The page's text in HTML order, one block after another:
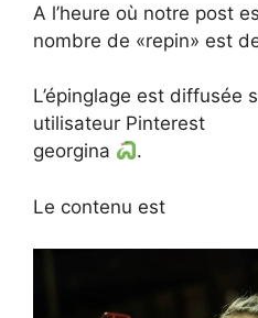
A l’heure où notre post
nombre de «repin» est
L’épinglage est diffusée
utilisateur Pinterest
georgina
.
Le contenu est